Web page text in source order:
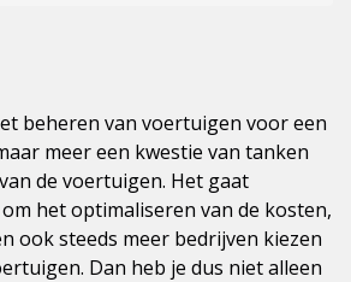
beheren van voertuigen voor een
meer een kwestie van tanken
de voertuigen. Het gaat
het optimaliseren van de kosten,
ook steeds meer bedrijven kiezen
Dan heb je dus niet alleen